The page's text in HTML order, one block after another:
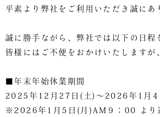
平素より弊社をご利用いただき誠にあ
誠に勝手ながら、弊社では以下の日程
皆様にはご不便をおかけいたしますが
■年末年始休業期間
2025年12月27日(土)～2026年1月4
※2026年1月5日(月)AM９：00 より